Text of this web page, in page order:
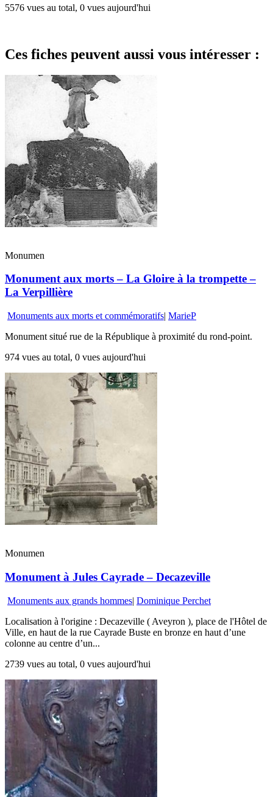
5576 vues au total, 0 vues aujourd'hui
Ces fiches peuvent aussi vous intéresser :
Monumen
Monument aux morts – La Gloire à la trompette –
La Verpillière
Monuments aux morts et commémoratifs| MarieP
Monument situé rue de la République à proximité du rond-point.
974 vues au total, 0 vues aujourd'hui
Monumen
Monument à Jules Cayrade – Decazeville
Monuments aux grands hommes| Dominique Perchet
Localisation à l'origine : Decazeville ( Aveyron ), place de l'Hôtel de
Ville, en haut de la rue Cayrade Buste en bronze en haut d’une
colonne au centre d’un...
2739 vues au total, 0 vues aujourd'hui